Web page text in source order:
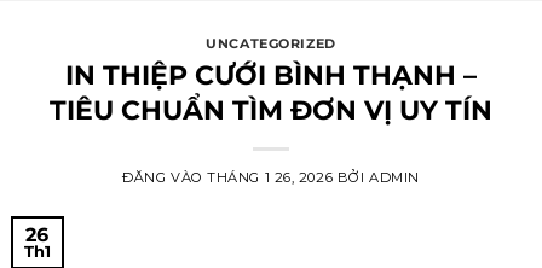
UNCATEGORIZED
IN THIỆP CƯỚI BÌNH THẠNH –
TIÊU CHUẨN TÌM ĐƠN VỊ UY TÍN
ĐĂNG VÀOTHÁNG 1 26, 2026 BỞI ADMIN
26
Th1